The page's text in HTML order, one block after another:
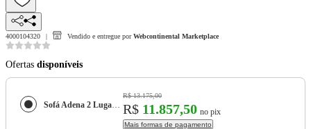
4000104320 Vendido e entregue por Webcontinental Marketplace
Ofertas disponíveis
Sofá Adena 2 Lugares Retrátil e Reclinável 232cm Soft Brown Couro Mempra Móveis
R$ 13.175,00
R$ 11.857,50 no pix
Mais formas de pagamento